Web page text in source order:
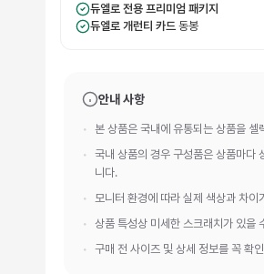
듀엘로 전용 프리미엄 패키지
듀엘로 개런티 카드 동봉
안내 사항
본 상품은 국내에 유통되는 상품을 셀
국내 상품의 경우 구성품은 상품마다
니다.
모니터 환경에 따라 실제 색상과 차이
상품 특성상 미세한 스크래치가 있을
구매 전 사이즈 및 상세 정보를 꼭 확